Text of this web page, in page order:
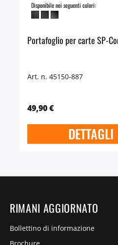
Disponibile nei seguenti colori:
Portafoglio per carte SP-
Art. n. 45150-887
49,90 €
DETTAGLI
RIMANI AGGIORNATO
Bollettino di informazione